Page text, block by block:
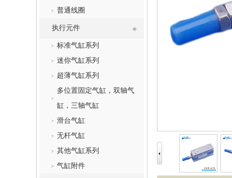
普通线圈
执行元件
标准气缸系列
迷你气缸系列
超薄气缸系列
多位置固定气缸，双轴气
缸，三轴气缸
滑台气缸
无杆气缸
其他气缸系列
气缸附件